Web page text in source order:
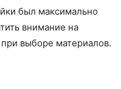
был максимально
внимание на
выборе материалов.